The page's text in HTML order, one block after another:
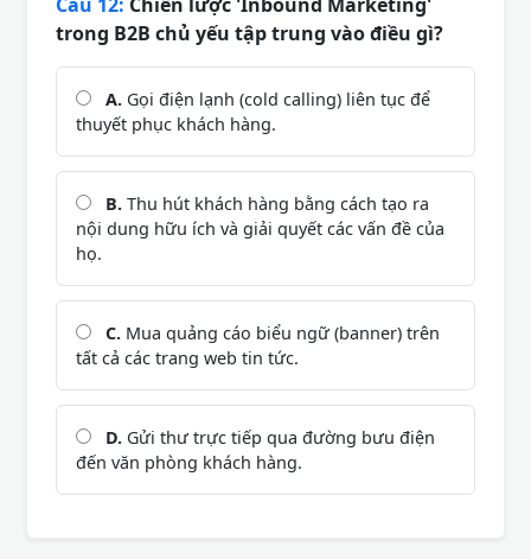
trong B2B chủ yếu tập trung vào điều gì?
A. Gọi điện lạnh (cold calling) liên tục để
thuyết phục khách hàng.
B. Thu hút khách hàng bằng cách tạo ra
nội dung hữu ích và giải quyết các vấn đề của
họ.
C. Mua quảng cáo biểu ngữ (banner) trên
tất cả các trang web tin tức.
D. Gửi thư trực tiếp qua đường bưu điện
đến văn phòng khách hàng.